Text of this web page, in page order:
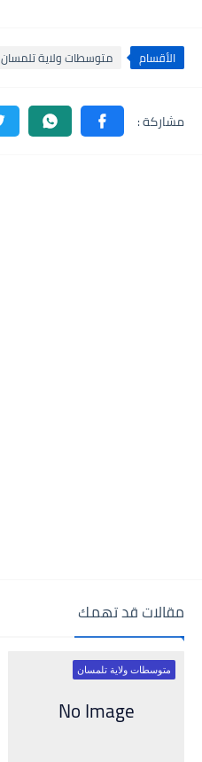
الأقسام متوسطات ولاية تلمسان
مقالات قد تهمك
متوسطات ولاية تلمسان